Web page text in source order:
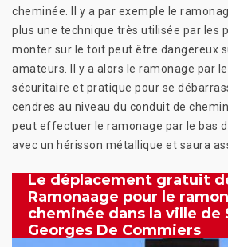
cheminée. Il y a par exemple le
plus une technique très utilisée par les
monter sur le toit peut être dangereux
amateurs. Il y a alors le ramonage par
sécuritaire et pratique pour se
cendres au niveau du conduit de
peut effectuer le ramonage par le bas
avec un hérisson métallique et saura
Le déplacement gratuit
Ramonaage pour le
cheminée dans la ville de
Georges De Commiers